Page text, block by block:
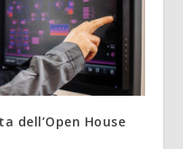
dell’Open House